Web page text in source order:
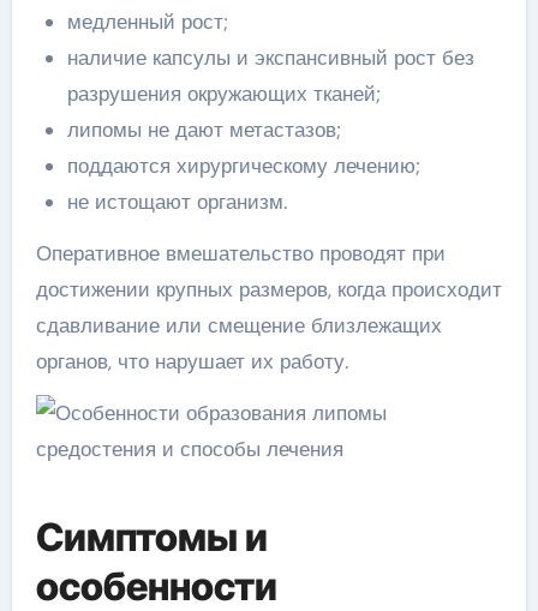
медленный рост;
наличие капсулы и экспансивный рост без
разрушения окружающих тканей;
липомы не дают метастазов;
поддаются хирургическому лечению;
не истощают организм.
Оперативное вмешательство проводят при
достижении крупных размеров, когда происходит
сдавливание или смещение близлежащих
органов, что нарушает их работу.
Симптомы и
особенности